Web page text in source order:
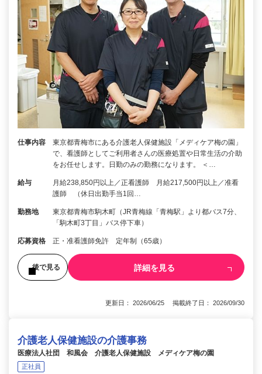
仕事内容
東京都青梅市にある介護老人保健施設「メディケア梅の園」
で、看護師としてご利用者さんの医療処置や日常生活の介助
をお任せします。日勤のみの勤務になります。 ＜…
給与
月給238,850円以上／正看護師 月給217,500円以上／准看
護師 （休日出勤手当1回…
勤務地
東京都青梅市駒木町（JR青梅線「青梅駅」より都バス7分、
「駒木町3丁目」バス停下車）
応募資格 正・准看護師免許 定年制（65歳）
後で見る 詳細を見る
更新日： 2026/06/25 掲載終了日： 2026/09/30
介護老人保健施設の介護事務
医療法人社団 和風会 介護老人保健施設 メディケア梅の園
正社員